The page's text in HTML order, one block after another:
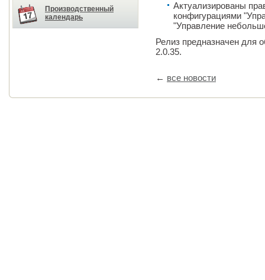
Производственный
календарь
Актуализированы
конфигурациями
"Управление
Релиз предназначен для
2.0.35.
← все новости